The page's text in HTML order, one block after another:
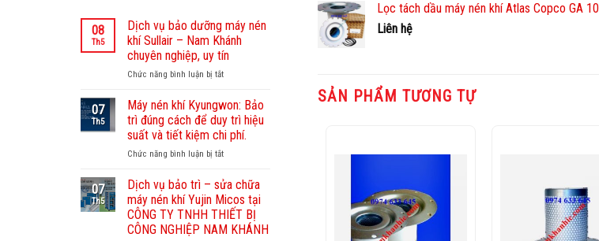
Lọc tách dầu máy nén khí Atlas Copco GA 10
Liên hệ
SẢN PHẨM TƯƠNG TỰ
Wishlist
08
Th5
Dịch vụ bảo dưỡng máy nén
khí Sullair – Nam Khánh
chuyên nghiệp, uy tín
Chức năng bình luận bị tắt
vụ
bảo
dưỡng
máy
Sullair
–
Nam
Khánh
chuyên
07
Th5
Máy nén khí Kyungwon: Bảo
trì đúng cách để duy trì hiệu
suất và tiết kiệm chi phí.
Chức năng bình luận bị tắt
nén
khí
Kyungwon:
Bảo
trì
07
Th5
Dịch vụ bảo trì – sửa chữa
máy nén khí Yujin Micos tại
CÔNG TY TNHH THIẾT BỊ
CÔNG NGHIỆP NAM KHÁNH